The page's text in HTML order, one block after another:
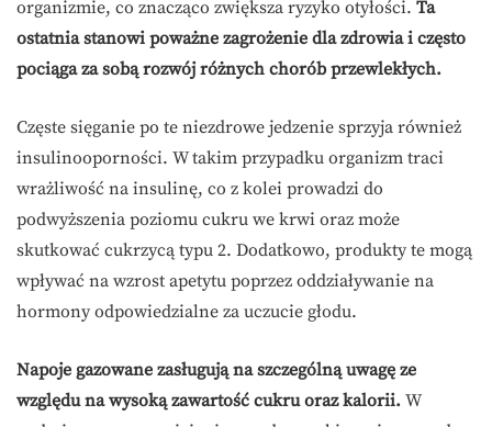
organizmie, co znacząco zwiększa ryzyko otyłości. Ta
ostatnia stanowi poważne zagrożenie dla zdrowia i często
pociąga za sobą rozwój różnych chorób przewlekłych.
Częste sięganie po te niezdrowe jedzenie sprzyja również
insulinooporności. W takim przypadku organizm traci
wrażliwość na insulinę, co z kolei prowadzi do
podwyższenia poziomu cukru we krwi oraz może
skutkować cukrzycą typu 2. Dodatkowo, produkty te mogą
wpływać na wzrost apetytu poprzez oddziaływanie na
hormony odpowiedzialne za uczucie głodu.
Napoje gazowane zasługują na szczególną uwagę ze
względu na wysoką zawartość cukru oraz kalorii. W